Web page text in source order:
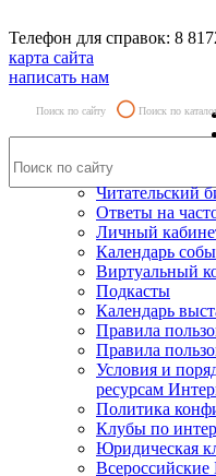
Телефон для справок: 8
карта сайта
написать нам
Поиск по сайту Поиск по
Ответы на
Личный
Календарь
Виртуальный
Подкасты
Календарь
Правила
Правила
Условия и
ресурсам
Политика
Клубы по
Юридическая
Всероссийские